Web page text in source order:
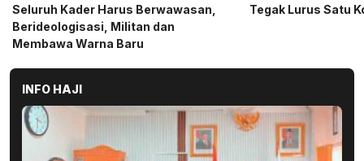
Tegak Lurus Satu Komando
Sembako kepada
INFO HAJI